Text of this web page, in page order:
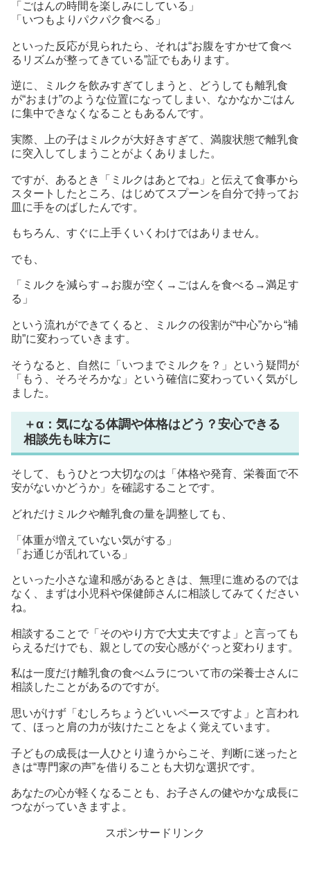
「ごはんの時間を楽しみにしている」
「いつもよりパクパク食べる」
といった反応が見られたら、それは“お腹をすかせて食べ
るリズムが整ってきている”証でもあります。
逆に、ミルクを飲みすぎてしまうと、どうしても離乳食
が“おまけ”のような位置になってしまい、なかなかごはん
に集中できなくなることもあるんです。
実際、上の子はミルクが大好きすぎて、満腹状態で離乳食
に突入してしまうことがよくありました。
ですが、あるとき「ミルクはあとでね」と伝えて食事から
スタートしたところ、はじめてスプーンを自分で持ってお
皿に手をのばしたんです。
もちろん、すぐに上手くいくわけではありません。
でも、
「ミルクを減らす→お腹が空く→ごはんを食べる→満足す
る」
という流れができてくると、ミルクの役割が“中心”から“補
助”に変わっていきます。
そうなると、自然に「いつまでミルクを？」という疑問が
「もう、そろそろかな」という確信に変わっていく気がし
ました。
＋α：気になる体調や体格はどう？安心できる
相談先も味方に
そして、もうひとつ大切なのは「体格や発育、栄養面で不
安がないかどうか」を確認することです。
どれだけミルクや離乳食の量を調整しても、
「体重が増えていない気がする」
「お通じが乱れている」
といった小さな違和感があるときは、無理に進めるのでは
なく、まずは小児科や保健師さんに相談してみてください
ね。
相談することで「そのやり方で大丈夫ですよ」と言っても
らえるだけでも、親としての安心感がぐっと変わります。
私は一度だけ離乳食の食べムラについて市の栄養士さんに
相談したことがあるのですが。
思いがけず「むしろちょうどいいペースですよ」と言われ
て、ほっと肩の力が抜けたことをよく覚えています。
子どもの成長は一人ひとり違うからこそ、判断に迷ったと
きは“専門家の声”を借りることも大切な選択です。
あなたの心が軽くなることも、お子さんの健やかな成長に
つながっていきますよ。
スポンサードリンク